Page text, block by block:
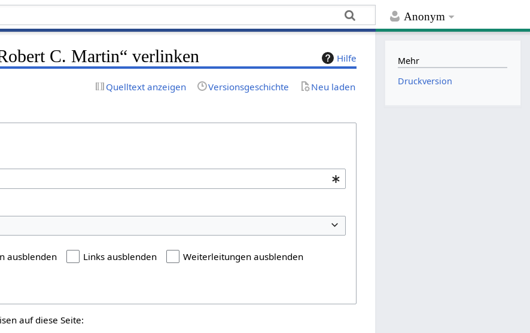
Anonym
Hilfe
C. Martin“ verlinken
Quelltext anzeigen Versionsgeschichte Neu laden
ausblenden Links ausblenden Weiterleitungen ausblenden
auf diese Seite:
Mehr
Druckversion